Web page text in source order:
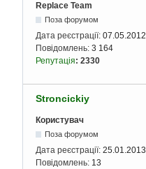
Replace Team
Поза форумом
Дата реєстрації: 07.05.2012
Повідомлень: 3 164
Репутація: 2330
Stroncickiy
Користувач
Поза форумом
Дата реєстрації: 25.01.2013
Повідомлень: 13